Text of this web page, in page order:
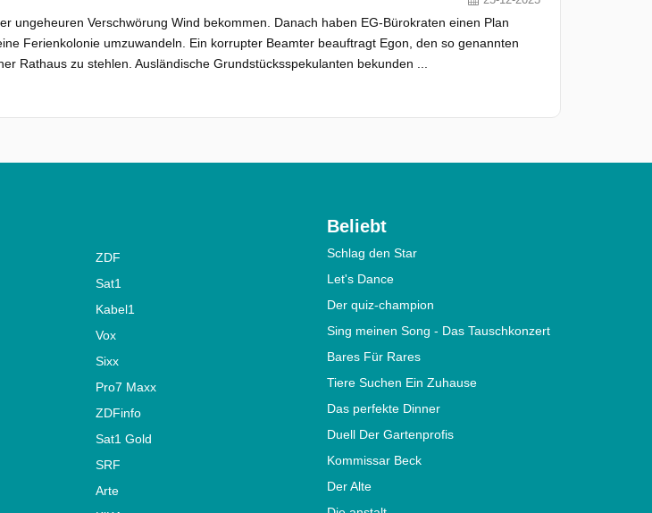
ungeheuren Verschwörung Wind bekommen. Danach haben EG-Bürokraten einen Plan
Ferienkolonie umzuwandeln. Ein korrupter Beamter beauftragt Egon, den so genannten
Rathaus zu stehlen. Ausländische Grundstücksspekulanten bekunden ...
ZDF
Sat1
Kabel1
Vox
Sixx
Pro7 Maxx
ZDFinfo
Sat1 Gold
SRF
Arte
Beliebt
Schlag den Star
Let's Dance
Der quiz-champion
Sing meinen Song - Das Tauschkonzert
Bares Für Rares
Tiere Suchen Ein Zuhause
Das perfekte Dinner
Duell Der Gartenprofis
Kommissar Beck
Der Alte